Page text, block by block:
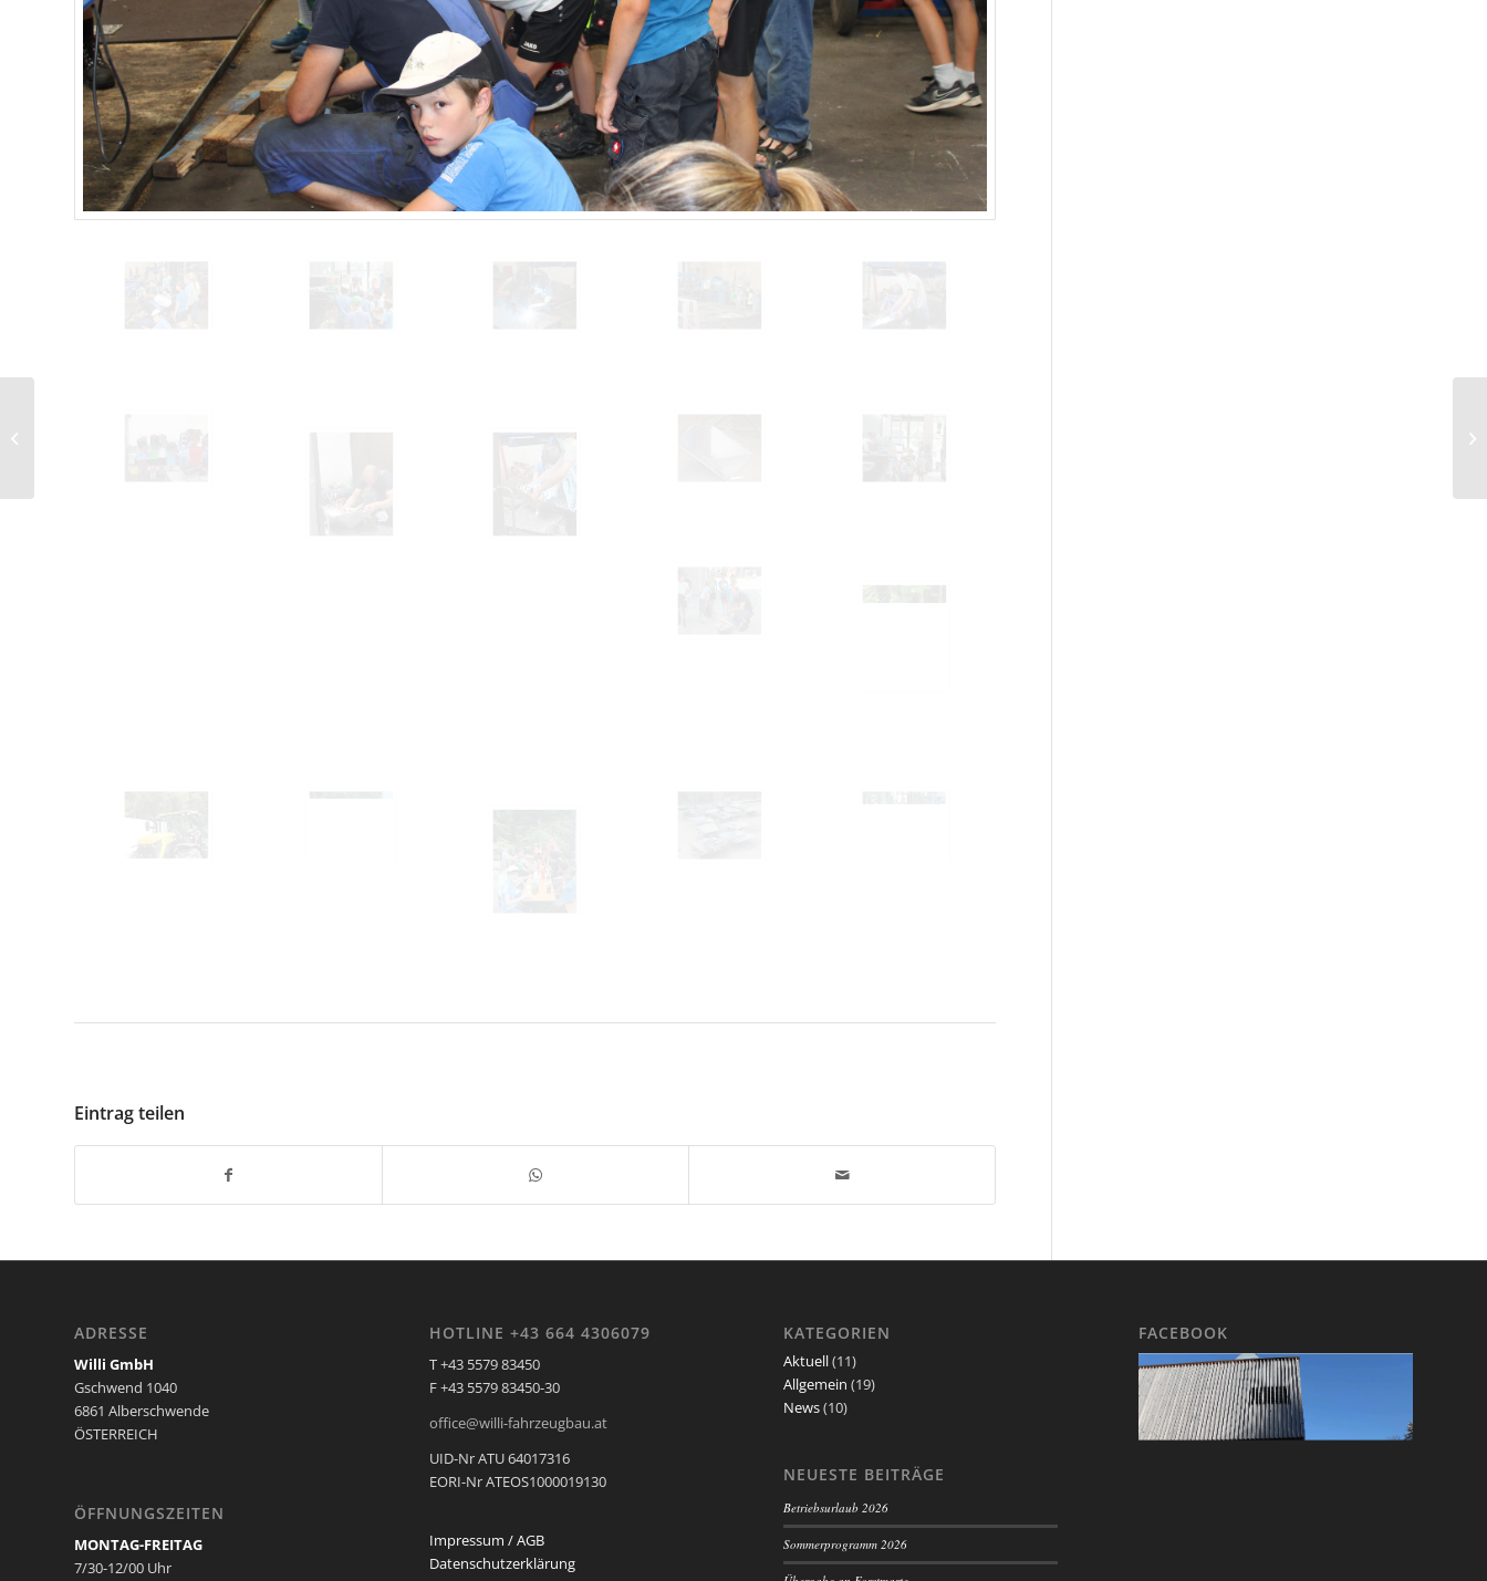
Eintrag teilen
ADRESSE
Willi GmbH
Gschwend 1040
6861 Alberschwende
ÖSTERREICH
ÖFFNUNGSZEITEN
MONTAG-FREITAG
7/30-12/00 Uhr
HOTLINE +43 664 4306079
T +43 5579 83450
F +43 5579 83450-30
office@willi-fahrzeugbau.at
UID-Nr ATU 64017316
EORI-Nr ATEOS1000019130
Impressum / AGB
Datenschutzerklärung
KATEGORIEN
Aktuell(11)
Allgemein (19)
News(10)
NEUESTE BEITRÄGE
Betriebsurlaub 2026
Sommerprogramm 2026
FACEBOOK